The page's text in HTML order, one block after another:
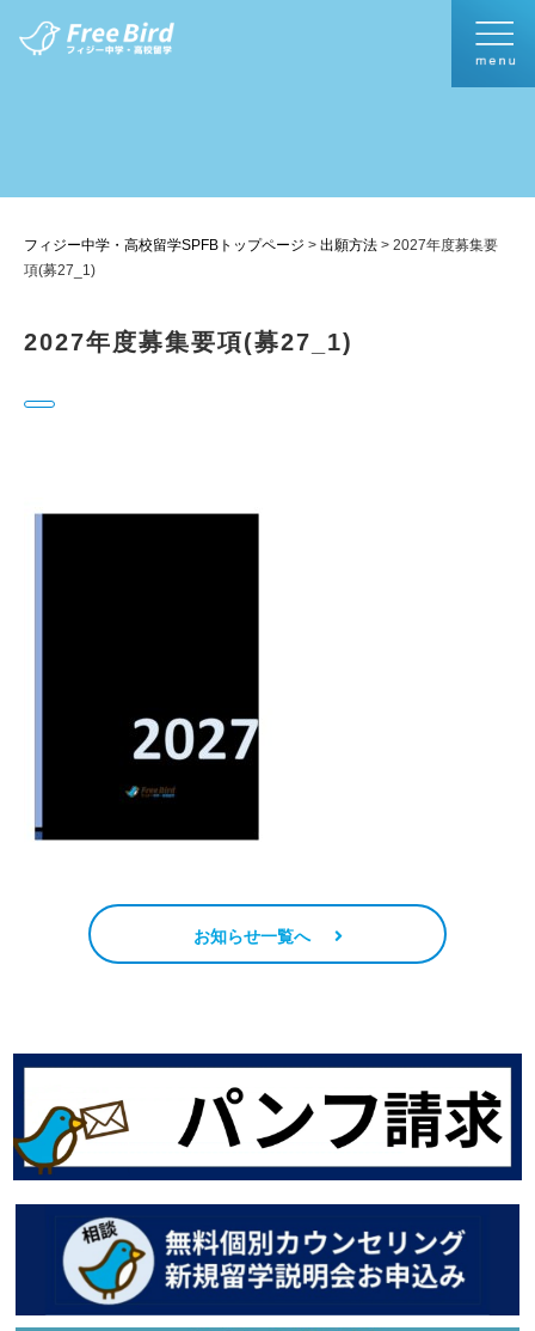
フィジー中学・高校留学SPFBトップページ > 出願方法 > 2027年度募集要
項(募27_1)
2027年度募集要項(募27_1)
お知らせ一覧へ